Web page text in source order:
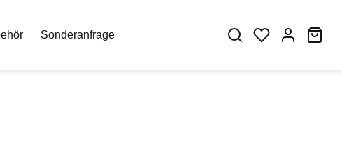
Sonderanfrage